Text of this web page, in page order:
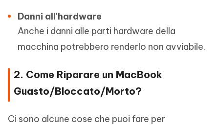
Danni all'hardware
Anche i danni alle parti hardware della
macchina potrebbero renderlo non avviabile.
2. Come Riparare un MacBook
Guasto/Bloccato/Morto?
Ci sono alcune cose che puoi fare per